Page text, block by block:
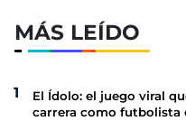
MÁS LEÍDO
El Ídolo: el juego viral
carrera como futbolista